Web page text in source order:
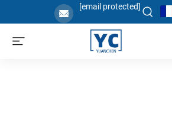
[email protected]